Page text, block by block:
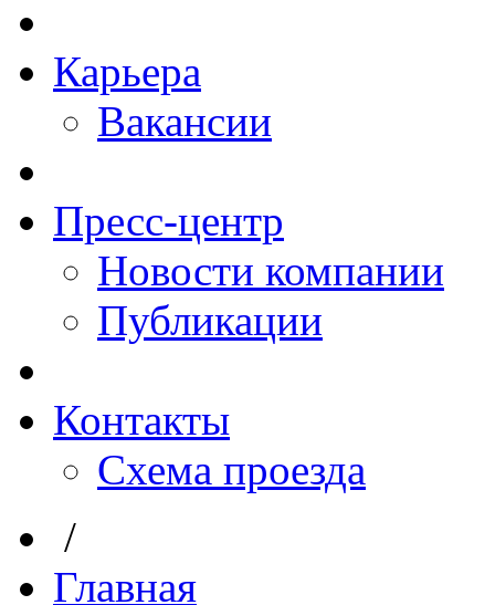
Карьера
Вакансии
Пресс-центр
Новости компании
Публикации
Контакты
Схема проезда
/
Главная